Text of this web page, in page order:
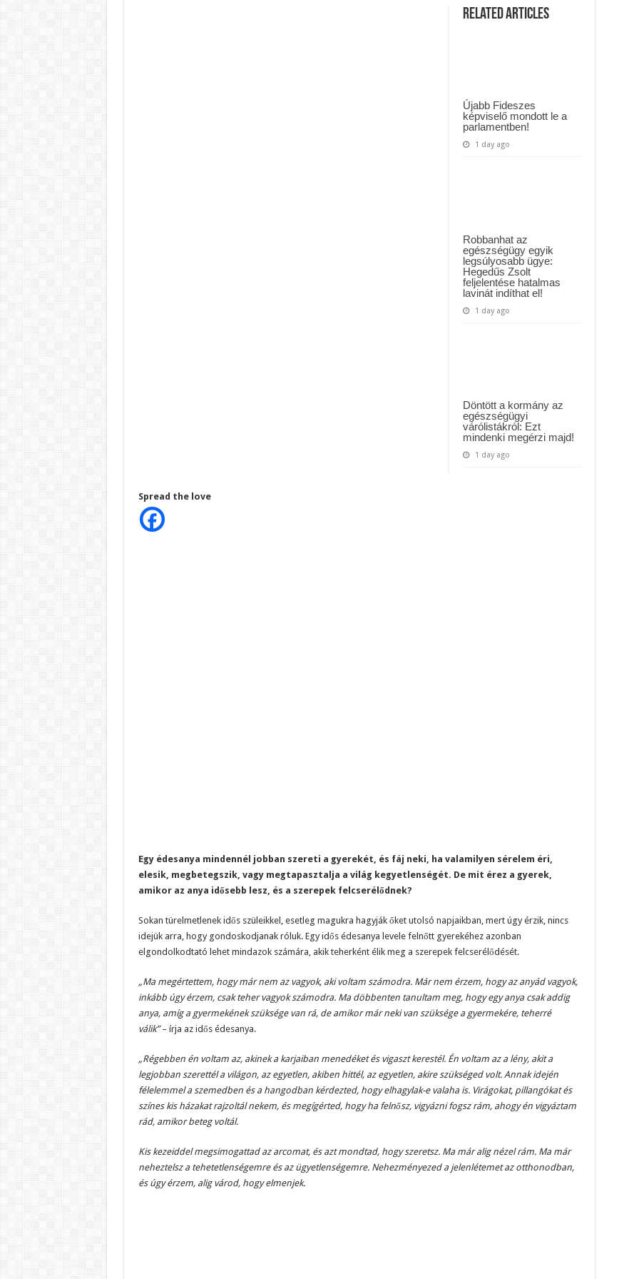
Rendkívüli folyamatok zajlanak a háttérben. Pár napon belül újra Orbán Viktor lehet a miniszterelnök? – EZ
Related Articles
Újabb Fideszes
képviselő mondott le a
parlamentben!
1 day ago
Robbanhat az
egészségügy egyik
legsúlyosabb ügye:
Hegedűs Zsolt
feljelentése hatalmas
lavinát indíthat el!
1 day ago
Döntött a kormány az
egészségügyi
várólistákról: Ezt
mindenki megérzi majd!
1 day ago
Spread the love
Egy édesanya mindennél jobban szereti a gyerekét, és fáj neki, ha valamilyen sérelem éri,
elesik, megbetegszik, vagy megtapasztalja a világ kegyetlenségét. De mit érez a gyerek,
amikor az anya idősebb lesz, és a szerepek felcserélődnek?
Sokan türelmetlenek idős szüleikkel, esetleg magukra hagyják őket utolsó napjaikban, mert úgy érzik, nincs
idejük arra, hogy gondoskodjanak róluk. Egy idős édesanya levele felnőtt gyerekéhez azonban
elgondolkodtató lehet mindazok számára, akik teherként élik meg a szerepek felcserélődését.
„Ma megértettem, hogy már nem az vagyok, aki voltam számodra. Már nem érzem, hogy az anyád vagyok,
inkább úgy érzem, csak teher vagyok számodra. Ma döbbenten tanultam meg, hogy egy anya csak addig
anya, amíg a gyermekének szüksége van rá, de amikor már neki van szüksége a gyermekére, teherré
válik”– írja az idős édesanya.
„Régebben én voltam az, akinek a karjaiban menedéket és vigaszt kerestél. Én voltam az a lény, akit a
legjobban szerettél a világon, az egyetlen, akiben hittél, az egyetlen, akire szükséged volt. Annak idején
félelemmel a szemedben és a hangodban kérdezted, hogy elhagylak-e valaha is. Virágokat, pillangókat és
színes kis házakat rajzoltál nekem, és megígérted, hogy ha felnősz, vigyázni fogsz rám, ahogy én vigyáztam
rád, amikor beteg voltál.
Kis kezeiddel megsimogattad az arcomat, és azt mondtad, hogy szeretsz. Ma már alig nézel rám. Ma már
neheztelsz a tehetetlenségemre és az ügyetlenségemre. Nehezményezed a jelenlétemet az otthonodban,
és úgy érzem, alig várod, hogy elmenjek.